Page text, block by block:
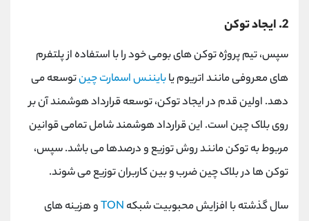
2. ایجاد توکن
سپس، تیم پروژه توکن ‌های بومی خود را با استفاده از پلتفرم‌
های معروفی مانند اتریوم یابایننس اسمارت چینتوسعه می
‌دهد. اولین قدم در ایجاد توکن، توسعه قرارداد هوشمند آن بر
روی بلاک چین است. این قرارداد هوشمند شامل تمامی قوانین
مربوط به توکن مانند روش توزیع و درصدها می باشد. سپس،
توکن ها در بلاک چین ضرب و بین کاربران توزیع می شوند.
سال گذشته با افزایش محبوبیت شبکه TONو هزینه های